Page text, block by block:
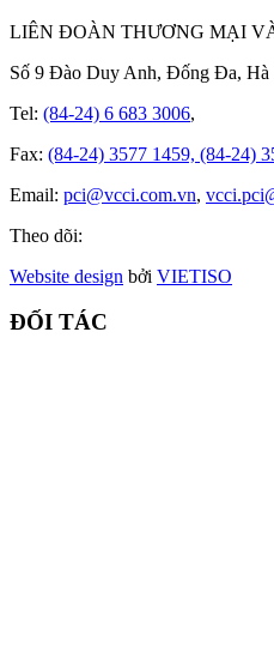
LIÊN ĐOÀN THƯƠNG MẠI
Số 9 Đào Duy Anh, Đống Đa, Hà
Tel: (84-24) 6 683 3006,
Fax: (84-24) 3577 1459, (84-24)
Email: pci@vcci.com.vn,
Theo dõi:
Website design bởi VIETISO
ĐỐI TÁC